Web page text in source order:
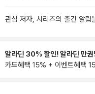
관심 저자, 시리즈의 출간 알림
알라딘 30% 할인! 알라딘 만권
카드혜택 15% + 이벤트혜택